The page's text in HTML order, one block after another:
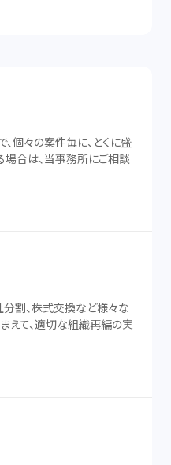
個々の案件毎に、とくに盛
合は、当事務所にご相談
分割、株式交換など様々な
えて、適切な組織再編の実